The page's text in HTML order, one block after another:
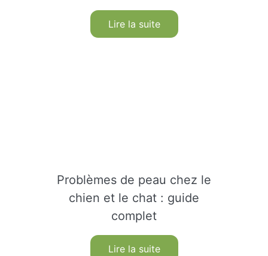
Lire la suite
Problèmes de peau chez le
chien et le chat : guide
complet
Lire la suite